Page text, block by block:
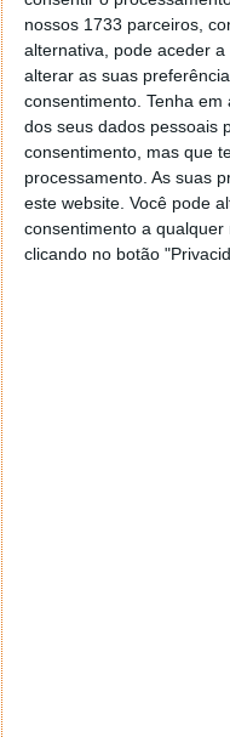
nossos 1733 parceiros,
alternativa, pode aceder
alterar as suas
consentimento. Tenha em
dos seus dados pessoais
consentimento, mas que
processamento. As suas
este website. Você pode
consentimento a
clicando no botão
ofertas com este
OnePlus poderá